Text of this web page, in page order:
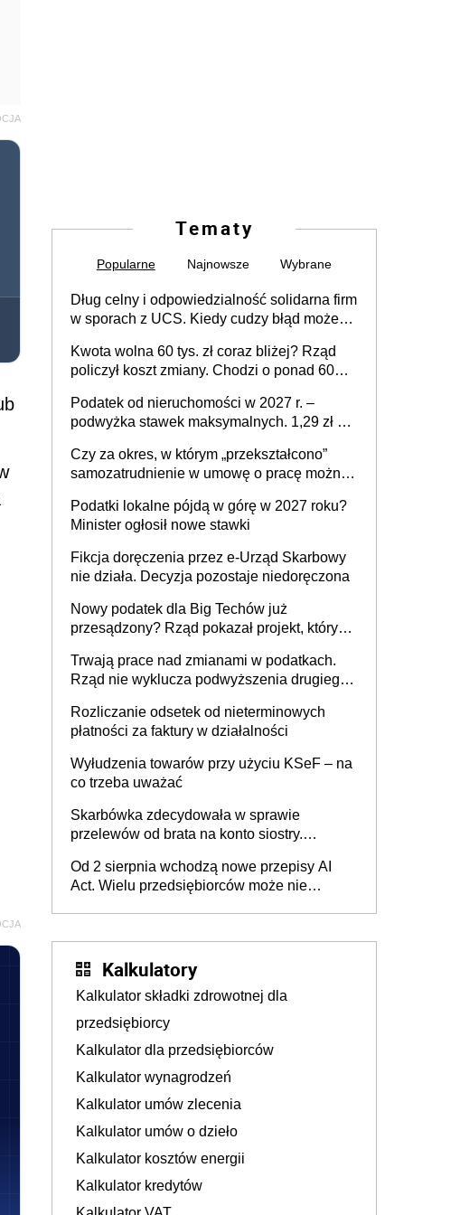
Tematy
Popularne Najnowsze Wybrane
Dług celny i odpowiedzialność solidarna firm
w sporach z UCS. Kiedy cudzy błąd może
Kwota wolna 60 tys. zł coraz bliżej? Rząd
policzył koszt zmiany. Chodzi o ponad 60
Podatek od nieruchomości w 2027 r. –
podwyżka stawek maksymalnych. 1,29 zł za
budynków i lokali związanych z
prowadzeniem działalności gospodarczej
Czy za okres, w którym „przekształcono”
samozatrudnienie w umowę o pracę można
umowy cywilnoprawnej jedynym
racjonalnym wyjściem
Podatki lokalne pójdą w górę w 2027 roku?
Minister ogłosił nowe stawki
Fikcja doręczenia przez e-Urząd Skarbowy
nie działa. Decyzja pozostaje niedoręczona
Nowy podatek dla Big Techów już
przesądzony? Rząd pokazał projekt, który
Trwają prace nad zmianami w podatkach.
Rząd nie wyklucza podwyższenia drugiego
Rozliczanie odsetek od nieterminowych
płatności za faktury w działalności
Wyłudzenia towarów przy użyciu KSeF – na
co trzeba uważać
Skarbówka zdecydowała w sprawie
przelewów od brata na konto siostry.
darowizna, ale podatku jednak nie będzie
Od 2 sierpnia wchodzą nowe przepisy AI
Act. Wielu przedsiębiorców może nie
Kalkulatory
Kalkulator składki zdrowotnej dla
przedsiębiorcy
Kalkulator dla przedsiębiorców
Kalkulator wynagrodzeń
Kalkulator umów zlecenia
Kalkulator umów o dzieło
Kalkulator kosztów energii
Kalkulator kredytów